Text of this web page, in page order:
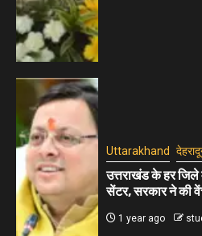
Uttarakhand
उत्तराखंड के हर जिले
सेंटर, सरकार ने की
1 year ago